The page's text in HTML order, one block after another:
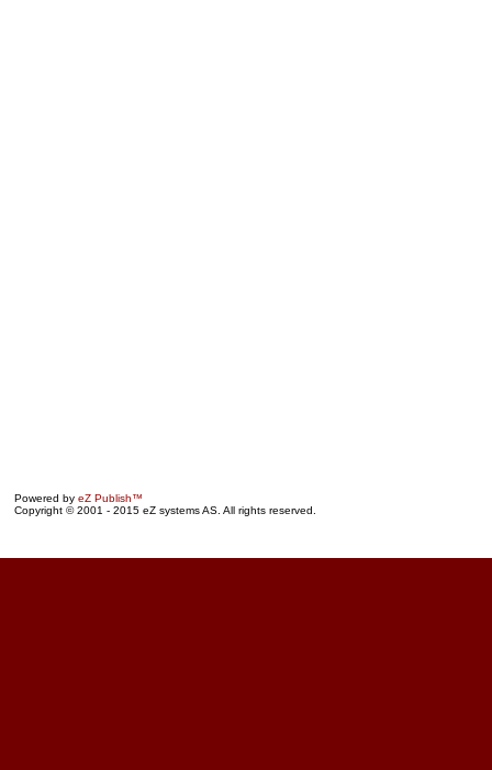
Powered by eZ Publish™
Copyright © 2001 - 2015 eZ systems AS. All rights reserved.